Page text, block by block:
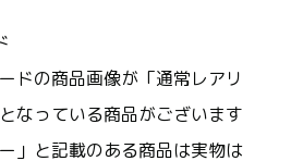
ドの商品画像が「通常レアリ
なっている商品がございます
」と記載のある商品は実物は